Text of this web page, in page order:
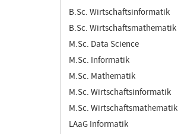
B.Sc. Wirtschaftsinformatik
B.Sc. Wirtschaftsmathematik
M.Sc. Data Science
M.Sc. Informatik
M.Sc. Mathematik
M.Sc. Wirtschaftsinformatik
M.Sc. Wirtschaftsmathematik
LAaG Informatik